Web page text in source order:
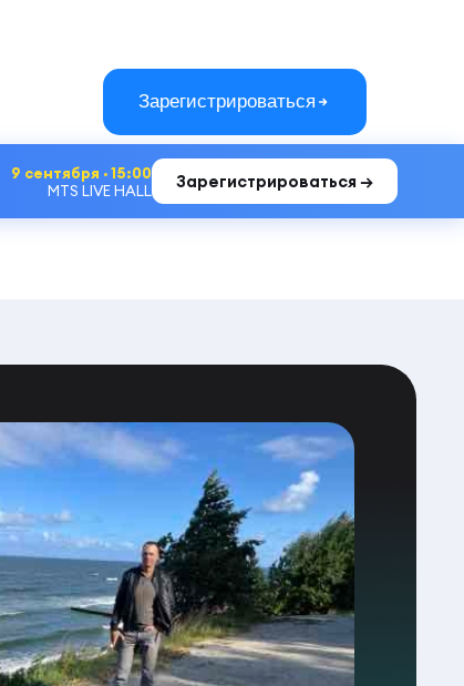
Зарегистрироваться
9 сентября · 15:00
MTS LIVE HALL
Зарегистрироваться →